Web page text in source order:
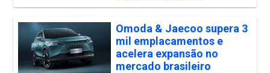
Omoda & Jaecoo supera 3
mil emplacamentos e
acelera expansão no
mercado brasileiro